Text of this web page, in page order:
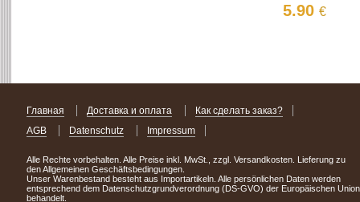
5.90€
Главная Доставка и оплата
Как сделать заказ?
AGB
Datenschutz Impressum
Alle Rechte vorbehalten. Alle Preise inkl. MwSt., zzgl. Versandkosten. Lieferung zu
den Allgemeinen Geschäftsbedingungen.
Unser Warenbestand besteht aus Importartikeln. Alle persönlichen Daten werden
entsprechend dem Datenschutzgrundverordnung (DS-GVO) der Europäischen Union
behandelt.